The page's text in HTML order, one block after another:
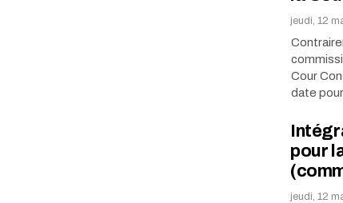
jeudi, 12
Cour
date pour
pour
jeudi, 12